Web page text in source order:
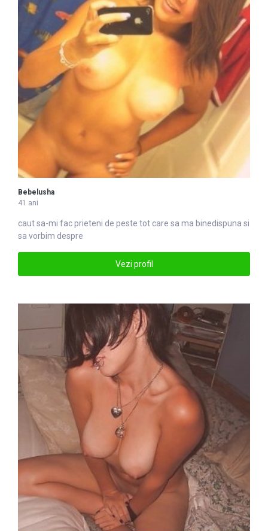
Bebelusha
41 ani
caut sa-mi fac prieteni de peste tot care sa ma binedispuna si
sa vorbim despre
Vezi profil